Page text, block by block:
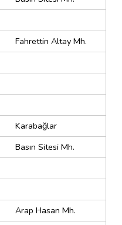
Fahrettin Altay Mh.
Karabağlar
Basın Sitesi Mh.
Arap Hasan Mh.